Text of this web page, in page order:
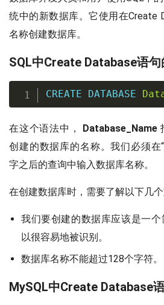
统中的新数据库。它使用在Create
名称创建数据库。
SQL中Create Database语
CREATE DATABASE
在这个语法中， Database_Name
创建的数据库的名称。我们必须在
字之后的查询中输入数据库名称。
在创建数据库时，需要了解以下几个
我们要创建的数据库应该是一
以很容易地被识别。
数据库名称不能超过128个字符。
MySQL中Create Database